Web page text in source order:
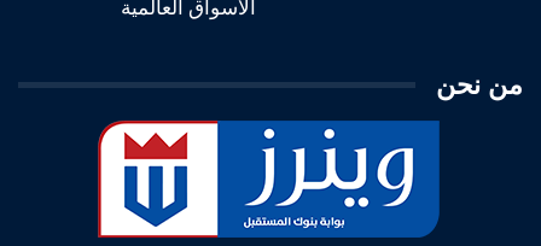
الأسواق العالمية
من نحن